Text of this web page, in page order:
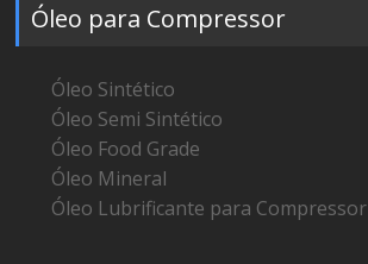
Óleo para Compressor
Óleo Sintético
Óleo Semi Sintético
Óleo Food Grade
Óleo Mineral
Óleo Lubrificante para Compressor